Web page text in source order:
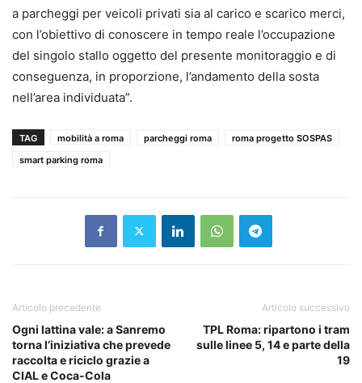
a parcheggi per veicoli privati sia al carico e scarico merci,
con l’obiettivo di conoscere in tempo reale l’occupazione
del singolo stallo oggetto del presente monitoraggio e di
conseguenza, in proporzione, l’andamento della sosta
nell’area individuata”.
TAG mobilità a roma parcheggi roma
roma progetto SOSPAS
smart parking roma
Articolo precedente
Ogni lattina vale: a Sanremo
torna l’iniziativa che prevede
raccolta e riciclo grazie a
CIAL e Coca-Cola
Articolo successivo
TPL Roma: ripartono i tram
sulle linee 5, 14 e parte della
19